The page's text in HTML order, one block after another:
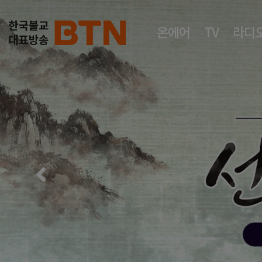
온에어 TV 라디